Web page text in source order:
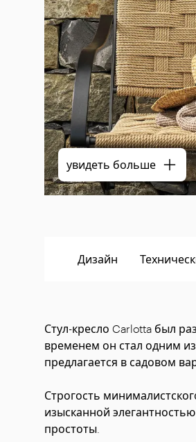
увидеть больше
Дизайн
Стул-кресло Carlotta был
временем он стал одним
предлагается в садовом
Строгость
изысканной
простоты.